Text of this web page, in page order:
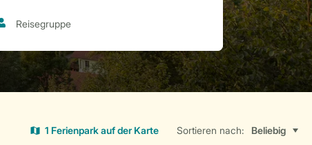
1 Ferienpark auf der Karte Sortieren nach: